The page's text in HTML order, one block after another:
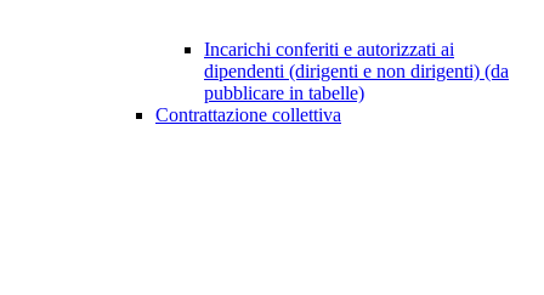
Incarichi conferiti e autorizzati ai
dipendenti (dirigenti e non dirigenti) (da
pubblicare in tabelle)
Contrattazione collettiva